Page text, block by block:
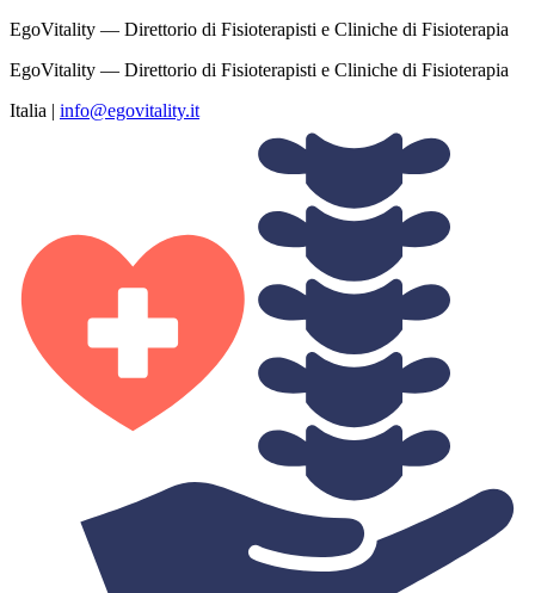
EgoVitality — Direttorio di Fisioterapisti e Cliniche di Fisioterapia
EgoVitality — Direttorio di Fisioterapisti e Cliniche di Fisioterapia
Italia | info@egovitality.it